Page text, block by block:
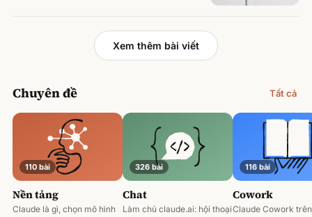
Xem thêm bài viết
Chuyên đề Tất cả
110 bài
Nền tảng
Claude là gì, chọn mô hình
326 bài
Chat
Làm chủ claude.ai: hội thoại
116 bài
Cowork
Claude Cowork trên